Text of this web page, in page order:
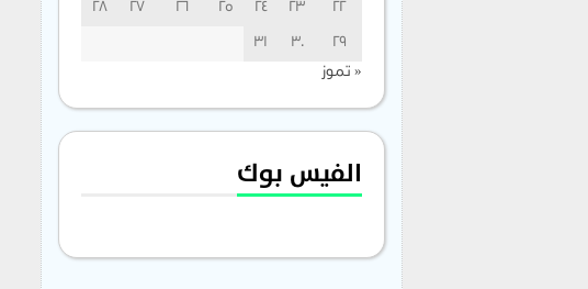
22
23
24
25
26
27
28
29
30
31
« تموز
الفيس بوك